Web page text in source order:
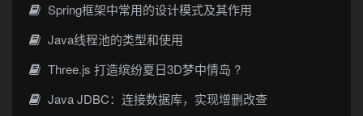
Spring框架中常用的设计模式及其作用
Java线程池的类型和使用
Three.js 打造缤纷夏日3D梦中情岛 ?
Java JDBC：连接数据库，实现增删改查